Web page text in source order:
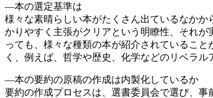
―本の選定基準は
様々な素晴らしい本がたくさん出ているなか
かりやすく主張がクリアという明瞭性、それ
っても、様々な種類の本が紹介されているこ
く、例えば、哲学や歴史、化学などのリベラ
―本の要約の原稿の作成は内製化しているか
要約の作成プロセスは、選書委員会で選び、